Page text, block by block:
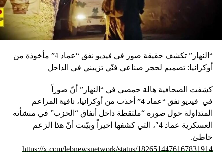
“النهار” تكشف حقيقة صور في فيديو نفق “عماد 4” مأخوذة من
أوكرانيا: تصميم لحجر صناعي فنّي تزييني في الداخل
كشفت الصحافية هالة حمصي في “النهار” أنّ صوراً
في فيديو
نفق “عماد 4” أخذت من أوكرانيا، نافية المزاعم
المتداولة حول صورة “ملتقطة داخل أنفاق “الحزب” في منشأته
العسكرية عماد 4″، التي كشفها أخيراً وبيّنت أنّ هذا الزعم
خاطئ.
https://x.com/lebnewsnetwork/status/1826514476167831914